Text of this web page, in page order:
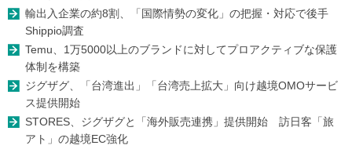
輸出入企業の約8割、「国際情勢の変化」の把握・対応で後手
Shippio調査
Temu、1万5000以上のブランドに対してプロアクティブな保護
体制を構築
ジグザグ、「台湾進出」「台湾売上拡大」向け越境OMOサービ
ス提供開始
STORES、ジグザグと「海外販売連携」提供開始 訪日客「旅
アト」の越境EC強化